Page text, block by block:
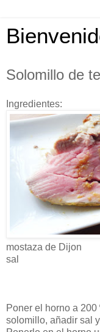
Solomillo de
Ingredientes:
mostaza de Dijon
sal
Poner el horno a 200
solomillo, añadir sal